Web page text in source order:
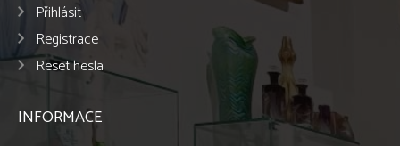
Přihlásit
Registrace
Reset hesla
INFORMACE